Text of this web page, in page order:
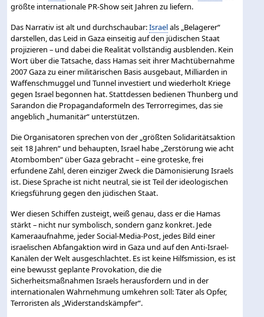
größte internationale PR-Show seit Jahren zu liefern.
Das Narrativ ist alt und durchschaubar:Israelals „Belagerer“
darstellen, das Leid in Gaza einseitig auf den jüdischen Staat
projizieren – und dabei die Realität vollständig ausblenden. Kein
Wort über die Tatsache, dass Hamas seit ihrer Machtübernahme
2007 Gaza zu einer militärischen Basis ausgebaut, Milliarden in
Waffenschmuggel und Tunnel investiert und wiederholt Kriege
gegen Israel begonnen hat. Stattdessen bedienen Thunberg und
Sarandon die Propagandaformeln des Terrorregimes, das sie
angeblich „humanitär“ unterstützen.
Die Organisatoren sprechen von der „größten Solidaritätsaktion
seit 18 Jahren“ und behaupten, Israel habe „Zerstörung wie acht
Atombomben“ über Gaza gebracht – eine groteske, frei
erfundene Zahl, deren einziger Zweck die Dämonisierung Israels
ist. Diese Sprache ist nicht neutral, sie ist Teil der ideologischen
Kriegsführung gegen den jüdischen Staat.
Wer diesen Schiffen zusteigt, weiß genau, dass er die Hamas
stärkt – nicht nur symbolisch, sondern ganz konkret. Jede
Kameraaufnahme, jeder Social-Media-Post, jedes Bild einer
israelischen Abfangaktion wird in Gaza und auf den Anti-Israel-
Kanälen der Welt ausgeschlachtet. Es ist keine Hilfsmission, es ist
eine bewusst geplante Provokation, die die
Sicherheitsmaßnahmen Israels herausfordern und in der
internationalen Wahrnehmung umkehren soll: Täter als Opfer,
Terroristen als „Widerstandskämpfer“.